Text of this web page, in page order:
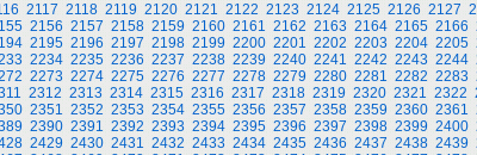
2117 2118 2119 2120 2121 2122 2123 2124 2125 2126 2127
2156 2157 2158 2159 2160 2161 2162 2163 2164 2165 2166
2195 2196 2197 2198 2199 2200 2201 2202 2203 2204 2205
2234 2235 2236 2237 2238 2239 2240 2241 2242 2243 2244
2273 2274 2275 2276 2277 2278 2279 2280 2281 2282 2283
2312 2313 2314 2315 2316 2317 2318 2319 2320 2321 2322
2351 2352 2353 2354 2355 2356 2357 2358 2359 2360 2361
2390 2391 2392 2393 2394 2395 2396 2397 2398 2399 2400
2429 2430 2431 2432 2433 2434 2435 2436 2437 2438 2439